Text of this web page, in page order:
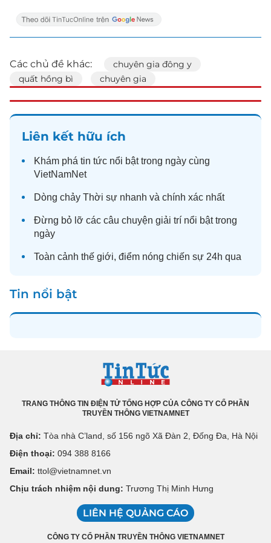
Các chủ đề khác:
chuyên gia đông y
quất hồng bì
chuyên gia
Liên kết hữu ích
Khám phá tin tức nổi bật trong ngày cùng
VietNamNet
Dòng chảy Thời sự nhanh và chính xác nhất
Đừng bỏ lỡ các câu chuyện giải trí nổi bật trong
ngày
Toàn cảnh thế giới, điểm nóng chiến sự 24h qua
Tin nổi bật
TRANG THÔNG TIN ĐIỆN TỬ TỔNG HỢP CỦA CÔNG TY CỔ PHẦN
TRUYỀN THÔNG VIETNAMNET
Địa chỉ: Tòa nhà C’land, số 156 ngõ Xã Đàn 2, Đống Đa, Hà Nội
Điện thoại: 094 388 8166
Email: ttol@vietnamnet.vn
Chịu trách nhiệm nội dung: Trương Thị Minh Hưng
LIÊN HỆ QUẢNG CÁO
CÔNG TY CỔ PHẦN TRUYỀN THÔNG VIETNAMNET